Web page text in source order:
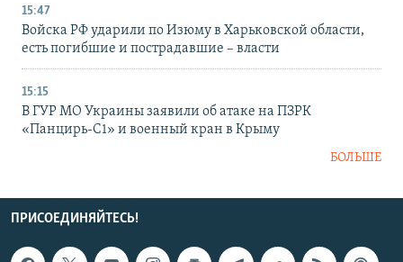
15:47
Войска РФ ударили по Изюму в Харьковской области,
есть погибшие и пострадавшие – власти
15:15
В ГУР МО Украины заявили об атаке на ПЗРК
«Панцирь-С1» и военный кран в Крыму
БОЛЬШЕ
ПРИСОЕДИНЯЙТЕСЬ!